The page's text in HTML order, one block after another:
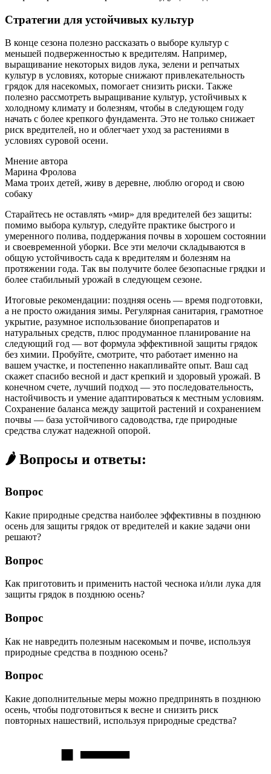
Стратегии для устойчивых культур
В конце сезона полезно рассказать о выборе культур с
меньшей подверженностью к вредителям. Например,
выращивание некоторых видов лука, зелени и репчатых
культур в условиях, которые снижают привлекательность
грядок для насекомых, помогает снизить риски. Также
полезно рассмотреть выращивание культур, устойчивых к
холодному климату и болезням, чтобы в следующем году
начать с более крепкого фундамента. Это не только снижает
риск вредителей, но и облегчает уход за растениями в
условиях суровой осени.
Мнение автора
Марина Фролова
Мама троих детей, живу в деревне, люблю огород и свою
собаку
Старайтесь не оставлять «мир» для вредителей без защиты:
помимо выбора культур, следуйте практике быстрого и
умеренного полива, поддержания почвы в хорошем состоянии
и своевременной уборки. Все эти мелочи складываются в
общую устойчивость сада к вредителям и болезням на
протяжении года. Так вы получите более безопасные грядки и
более стабильный урожай в следующем сезоне.
Итоговые рекомендации: поздняя осень — время подготовки,
а не просто ожидания зимы. Регулярная санитария, грамотное
укрытие, разумное использование биопрепаратов и
натуральных средств, плюс продуманное планирование на
следующий год — вот формула эффективной защиты грядок
без химии. Пробуйте, смотрите, что работает именно на
вашем участке, и постепенно накапливайте опыт. Ваш сад
скажет спасибо весной и даст крепкий и здоровый урожай. В
конечном счете, лучший подход — это последовательность,
настойчивость и умение адаптироваться к местным условиям.
Сохранение баланса между защитой растений и сохранением
почвы — база устойчивого садоводства, где природные
средства служат надежной опорой.
🌶️ Вопросы и ответы:
Вопрос
Какие природные средства наиболее эффективны в позднюю
осень для защиты грядок от вредителей и какие задачи они
решают?
Вопрос
Как приготовить и применить настой чеснока и/или лука для
защиты грядок в позднюю осень?
Вопрос
Как не навредить полезным насекомым и почве, используя
природные средства в позднюю осень?
Вопрос
Какие дополнительные меры можно предпринять в позднюю
осень, чтобы подготовиться к весне и снизить риск
повторных нашествий, используя природные средства?